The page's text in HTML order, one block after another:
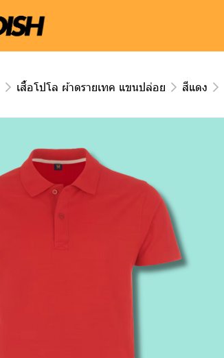
เสื้อโปโล ผ้าดรายเทค แขนปล่อย สีแดง